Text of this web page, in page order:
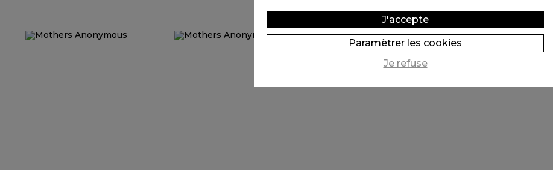
J'accepte
Paramètrer les cookies
Je refuse